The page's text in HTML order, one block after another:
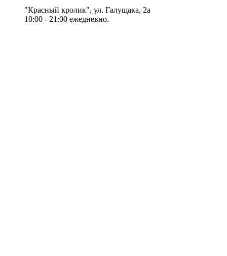
"Красный кролик", ул. Галущака, 2а
10:00 - 21:00 ежедневно.